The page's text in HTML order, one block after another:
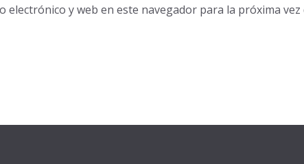
electrónico y web en este navegador para la próxima vez